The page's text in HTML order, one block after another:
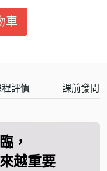
車
評價 課前發問
，
越重要